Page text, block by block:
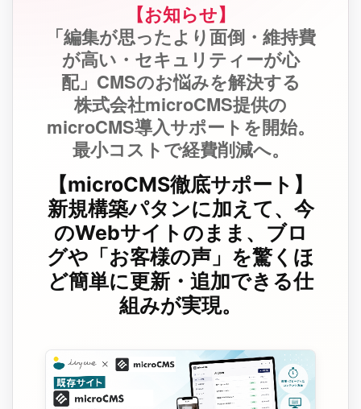
【お知らせ】
「編集が思ったより面倒・維持費
が高い・セキュリティーが心
配」CMSのお悩みを解決する
株式会社microCMS提供の
microCMS導入サポートを開始。
最小コストで経費削減へ。
【microCMS徹底サポート】
新規構築パタンに加えて、今
のWebサイトのまま、ブロ
グや「お客様の声」を驚くほ
ど簡単に更新・追加できる仕
組みが実現。